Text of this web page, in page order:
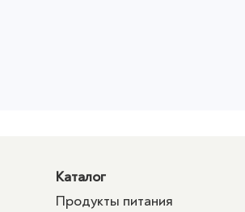
Каталог
Продукты питания